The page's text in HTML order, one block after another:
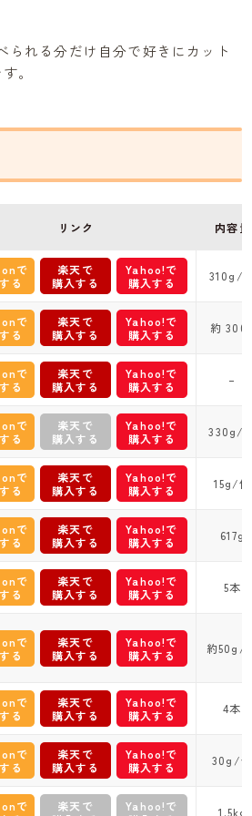
れる分だけ自分で好きにカット
。
リンク 内容量
で
る
楽天で
購入する
Yahoo!で
購入する
310g/個
で
る
楽天で
購入する
Yahoo!で
購入する
約 300g
で
る
楽天で
購入する
Yahoo!で
購入する
–
で
る
楽天で
購入する
Yahoo!で
購入する
330g/個
で
る
楽天で
購入する
Yahoo!で
購入する
15g/個
で
る
楽天で
購入する
Yahoo!で
購入する
617g
で
る
楽天で
購入する
Yahoo!で
購入する
5本
で
る
楽天で
購入する
Yahoo!で
購入する
約50g/個
で
る
楽天で
購入する
Yahoo!で
購入する
4本
で
る
楽天で
購入する
Yahoo!で
購入する
30g/個
で
楽天で
Yahoo!で
1.5kg